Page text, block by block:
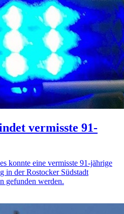
vermisste 91-
konnte eine vermisste 91-jährige
in der Rostocker Südstadt
gefunden werden.